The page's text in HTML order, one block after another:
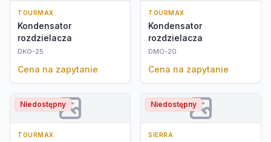
TOURMAX
Kondensator
rozdzielacza
DKO-25
Cena na zapytanie
TOURMAX
Kondensator
rozdzielacza
DMO-20
Cena na zapytanie
Niedostępny
TOURMAX
Niedostępny
SIERRA